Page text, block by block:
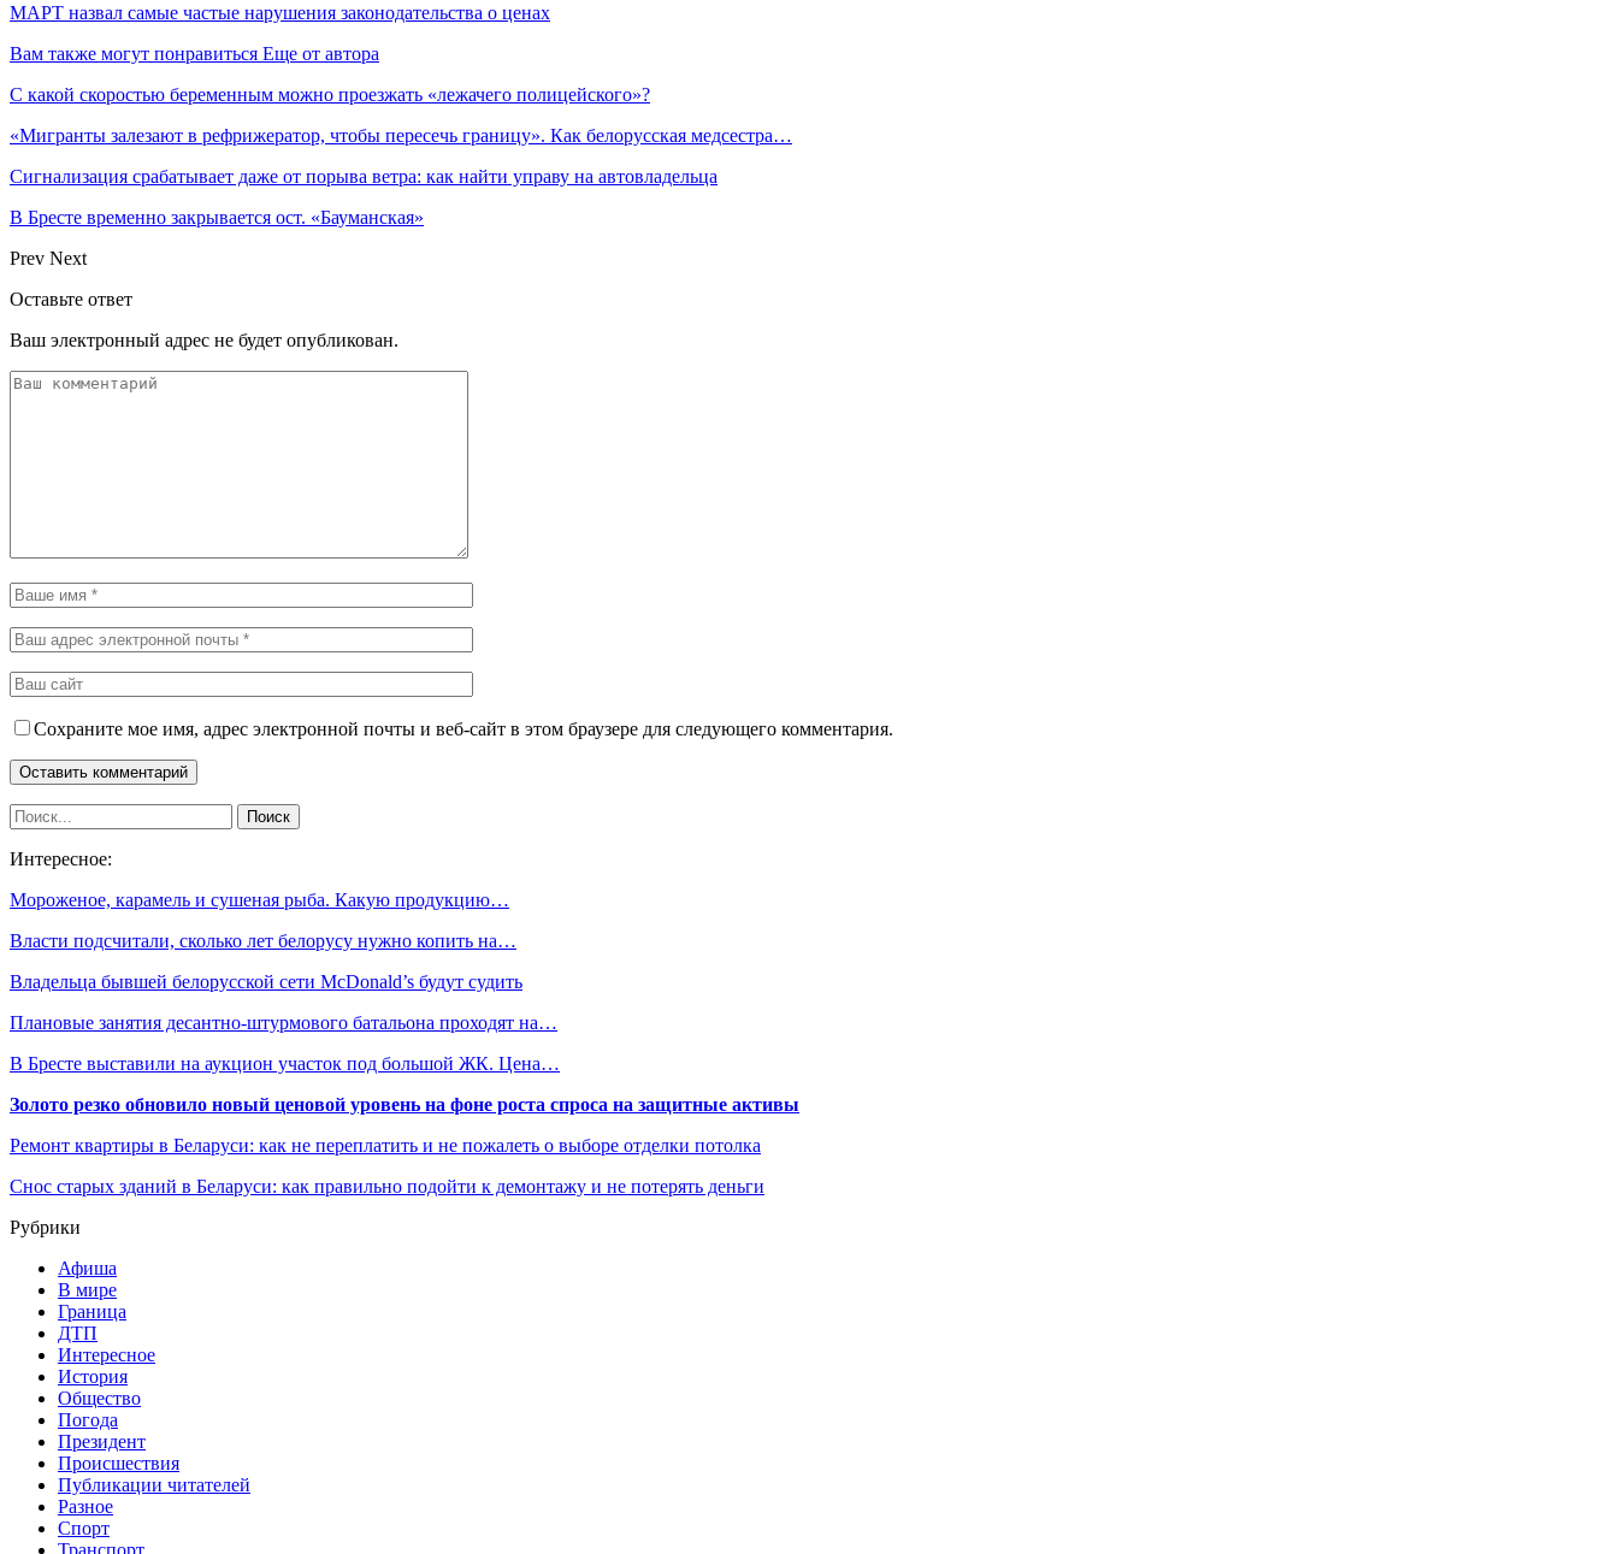
МАРТ назвал самые частые нарушения законодательства о ценах
Вам также могут понравиться Еще от автора
С какой скоростью беременным можно проезжать «лежачего полицейского»?
«Мигранты залезают в рефрижератор, чтобы пересечь границу». Как белорусская медсестра…
Сигнализация срабатывает даже от порыва ветра: как найти управу на автовладельца
В Бресте временно закрывается ост. «Бауманская»
Prev Next
Оставьте ответ
Ваш электронный адрес не будет опубликован.
Сохраните мое имя, адрес электронной почты и веб-сайт в этом браузере для следующего комментария.
Интересное:
Мороженое, карамель и сушеная рыба. Какую продукцию…
Власти подсчитали, сколько лет белорусу нужно копить на…
Владельца бывшей белорусской сети McDonald’s будут судить
Плановые занятия десантно-штурмового батальона проходят на…
В Бресте выставили на аукцион участок под большой ЖК. Цена…
Золото резко обновило новый ценовой уровень на фоне роста спроса на защитные активы
Ремонт квартиры в Беларуси: как не переплатить и не пожалеть о выборе отделки потолка
Снос старых зданий в Беларуси: как правильно подойти к демонтажу и не потерять деньги
Рубрики
Афиша
В мире
Граница
ДТП
Интересное
История
Общество
Погода
Президент
Происшествия
Публикации читателей
Разное
Спорт
Транспорт